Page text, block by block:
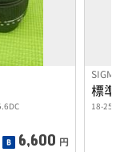
6,600 円
SIGMA
標
18-